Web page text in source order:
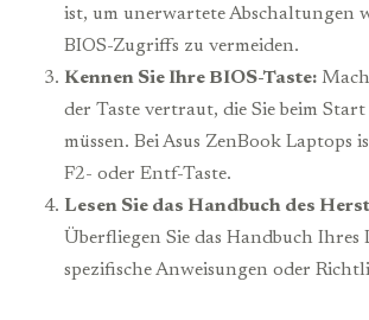
ist, um unerwartete Abschaltungen
BIOS-Zugriffs zu vermeiden.
Kennen Sie Ihre BIOS-Taste:
der Taste vertraut, die Sie beim
müssen. Bei Asus ZenBook Laptops
F2- oder Entf-Taste.
Lesen Sie das Handbuch des
Überfliegen Sie das Handbuch Ihres
spezifische Anweisungen oder